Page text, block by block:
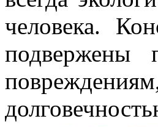
человека.
подвержены